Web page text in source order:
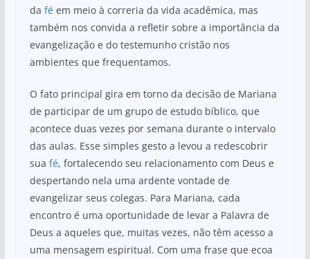
da féem meio à correria da vida acadêmica, mas
também nos convida a refletir sobre a importância da
evangelização e do testemunho cristão nos
ambientes que frequentamos.
O fato principal gira em torno da decisão de Mariana
de participar de um grupo de estudo bíblico, que
acontece duas vezes por semana durante o intervalo
das aulas. Esse simples gesto a levou a redescobrir
sua fé, fortalecendo seu relacionamento com Deus e
despertando nela uma ardente vontade de
evangelizar seus colegas. Para Mariana, cada
encontro é uma oportunidade de levar a Palavra de
Deus a aqueles que, muitas vezes, não têm acesso a
uma mensagem espiritual. Com uma frase que ecoa